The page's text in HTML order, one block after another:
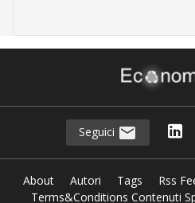
Seguici
About Autori Tags Rss
Terms&Conditions Contenuti